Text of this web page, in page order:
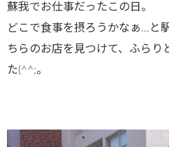
蘇我でお仕事だったこの日。
どこで食事を摂ろうかなぁ…と
ちらのお店を見つけて、ふらり
た(^^;。